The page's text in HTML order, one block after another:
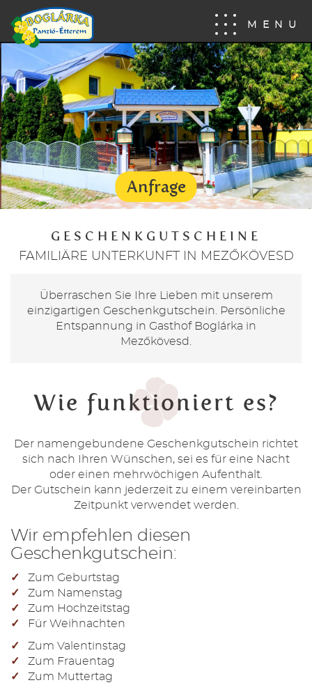
MENU
Anfrage
GESCHENKGUTSCHEINE
FAMILIÄRE UNTERKUNFT IN MEZŐKÖVESD
Überraschen Sie Ihre Lieben mit unserem
einzigartigen Geschenkgutschein. Persönliche
Entspannung in Gasthof Boglárka in
Mezőkövesd.
Wie funktioniert es?
Der namengebundene Geschenkgutschein richtet
sich nach Ihren Wünschen, sei es für eine Nacht
oder einen mehrwöchigen Aufenthalt.
Der Gutschein kann jederzeit zu einem vereinbarten
Zeitpunkt verwendet werden.
Wir empfehlen diesen
Geschenkgutschein:
Zum Geburtstag
Zum Namenstag
Zum Hochzeitstag
Für Weihnachten
Zum Valentinstag
Zum Frauentag
Zum Muttertag